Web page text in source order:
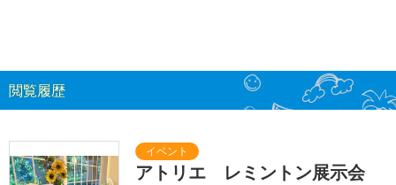
閲覧履歴
アトリエ レミントン展示会